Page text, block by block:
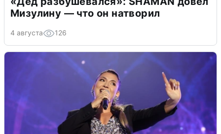
Мизулину — что он натворил
4 августа 126